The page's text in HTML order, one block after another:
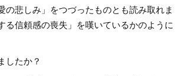
の悲しみ」をつづったものとも読み取れま
る信頼感の喪失」を嘆いているかのように
したか？